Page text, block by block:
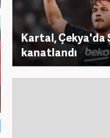
Kartal, Çekya'da
kanatlandı